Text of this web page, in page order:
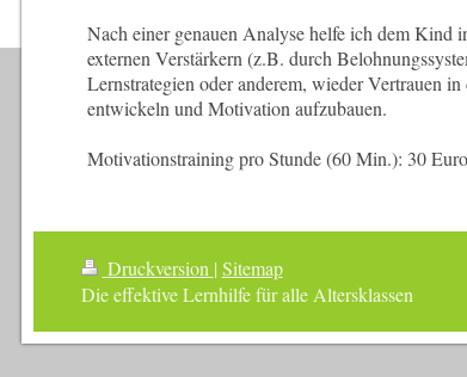
Nach einer genauen Analyse helfe ich dem Kind
externen Verstärkern (z.B. durch
Lernstrategien oder anderem, wieder Vertrauen
entwickeln und Motivation aufzubauen.
Motivationstraining pro Stunde (60 Min.): 30 Euro
Druckversion | Sitemap
Die effektive Lernhilfe für alle Altersklassen